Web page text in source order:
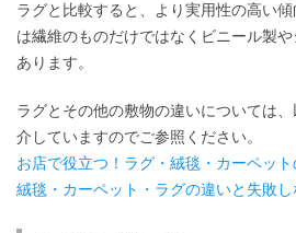
ラグと比較すると、より実用性の高い
は繊維のものだけではなくビニール製
あります。
ラグとその他の敷物の違いについては
介していますのでご参照ください。
お店で役立つ！ラグ・絨毯・カーペッ
絨毯・カーペット・ラグの違いと失敗